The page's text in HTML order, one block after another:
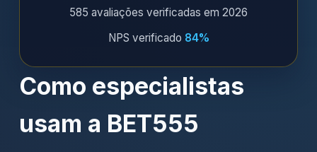
585 avaliações verificadas em 2026
NPS verificado 84%
Como especialistas
usam a BET555